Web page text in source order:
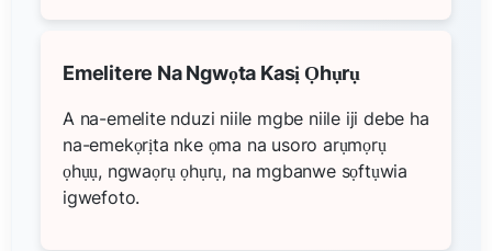
Emelitere Na Ngwọta Kasị Ọhụrụ
A na-emelite nduzi niile mgbe niile iji debe ha
na-emekọrịta nke ọma na usoro arụmọrụ
ọhụụ, ngwaọrụ ọhụrụ, na mgbanwe sọftụwia
igwefoto.